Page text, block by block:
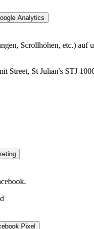
Analytics
Scrollhöhen, etc.) auf
Street, St Julian's STJ
Pixel